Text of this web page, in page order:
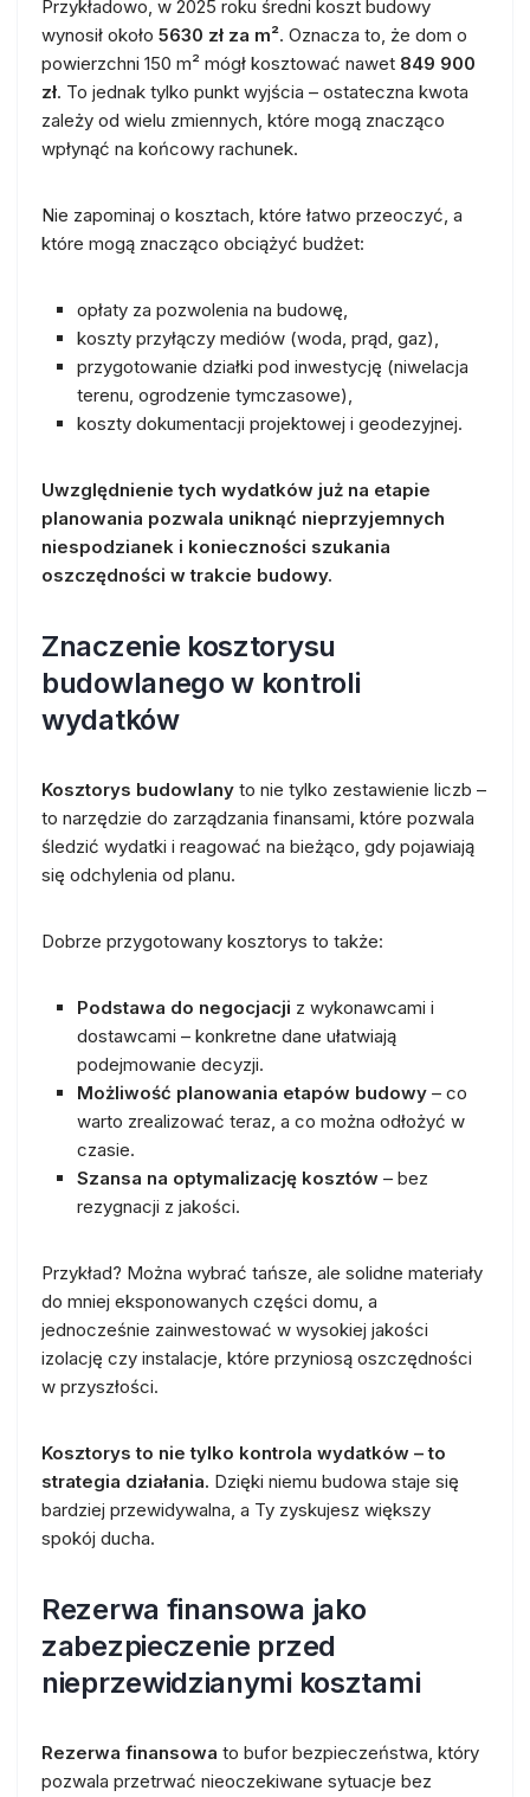
Przykładowo, w 2025 roku średni koszt budowy
wynosił około 5630 zł za m². Oznacza to, że dom o
powierzchni 150 m² mógł kosztować nawet 849 900
zł. To jednak tylko punkt wyjścia – ostateczna kwota
zależy od wielu zmiennych, które mogą znacząco
wpłynąć na końcowy rachunek.
Nie zapominaj o kosztach, które łatwo przeoczyć, a
które mogą znacząco obciążyć budżet:
opłaty za pozwolenia na budowę,
koszty przyłączy mediów (woda, prąd, gaz),
przygotowanie działki pod inwestycję (niwelacja
terenu, ogrodzenie tymczasowe),
koszty dokumentacji projektowej i geodezyjnej.
Uwzględnienie tych wydatków już na etapie
planowania pozwala uniknąć nieprzyjemnych
niespodzianek i konieczności szukania
oszczędności w trakcie budowy.
Znaczenie kosztorysu
budowlanego w kontroli
wydatków
Kosztorys budowlany to nie tylko zestawienie liczb –
to narzędzie do zarządzania finansami, które pozwala
śledzić wydatki i reagować na bieżąco, gdy pojawiają
się odchylenia od planu.
Dobrze przygotowany kosztorys to także:
Podstawa do negocjacji z wykonawcami i
dostawcami – konkretne dane ułatwiają
podejmowanie decyzji.
Możliwość planowania etapów budowy – co
warto zrealizować teraz, a co można odłożyć w
czasie.
Szansa na optymalizację kosztów – bez
rezygnacji z jakości.
Przykład? Można wybrać tańsze, ale solidne materiały
do mniej eksponowanych części domu, a
jednocześnie zainwestować w wysokiej jakości
izolację czy instalacje, które przyniosą oszczędności
w przyszłości.
Kosztorys to nie tylko kontrola wydatków – to
strategia działania. Dzięki niemu budowa staje się
bardziej przewidywalna, a Ty zyskujesz większy
spokój ducha.
Rezerwa finansowa jako
zabezpieczenie przed
nieprzewidzianymi kosztami
Rezerwa finansowa to bufor bezpieczeństwa, który
pozwala przetrwać nieoczekiwane sytuacje bez